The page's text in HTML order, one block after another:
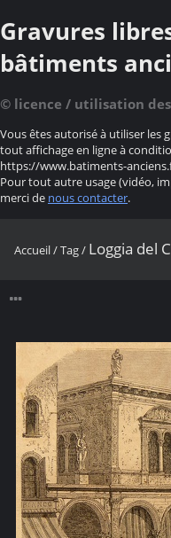
Gravures
bâtiments
© licence / utilisation
Vous êtes autorisé à utiliser
tout affichage en ligne à
https://www.batiments-
Pour tout autre usage (vidéo,
merci de nous contacter.
Accueil/Tag/ Loggia del